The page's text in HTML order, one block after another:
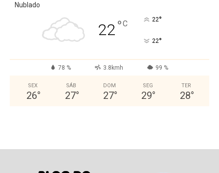
Nublado
22°C 22°
22°
78 % 3.8kmh 99 %
SEX
26°
SÁB
27°
DOM
27°
SEG
29°
TER
28°